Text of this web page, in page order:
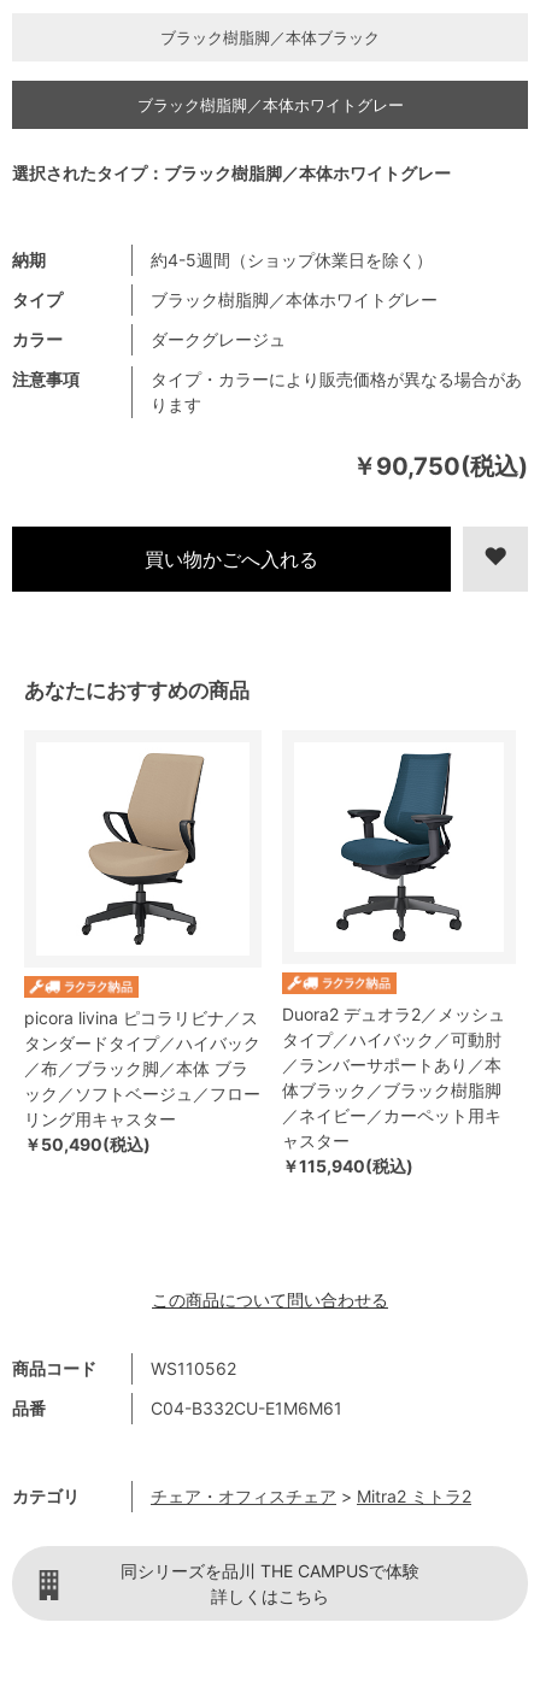
￥90,750(税込)
商品コード
WS110562
品番
C04-B332CU-E1M6M61
カテゴリ チェア・オフィスチェア > Mitra2 ミトラ2
注意事項
タイプ・カラーにより販売価格が異なる場合があ
ります
納期
約4-5週間（ショップ休業日を除く）
タイプ
ブラック樹脂脚／本体ホワイトグレー
カラー
ダークグレージュ
ブラック樹脂脚／本体ブラック
ブラック樹脂脚／本体ホワイトグレー
選択されたタイプ：ブラック樹脂脚／本体ホワイトグレー
あなたにおすすめの商品
picora livina ピコラリビナ／ス
タンダードタイプ／ハイバック
／布／ブラック脚／本体 ブラ
ック／ソフトベージュ／フロー
リング用キャスター
￥50,490(税込)
Duora2 デュオラ2／メッシュ
タイプ／ハイバック／可動肘
／ランバーサポートあり／本
体ブラック／ブラック樹脂脚
／ネイビー／カーペット用キ
ャスター
￥115,940(税込)
この商品について問い合わせる
同シリーズを品川 THE CAMPUSで体験
詳しくはこちら